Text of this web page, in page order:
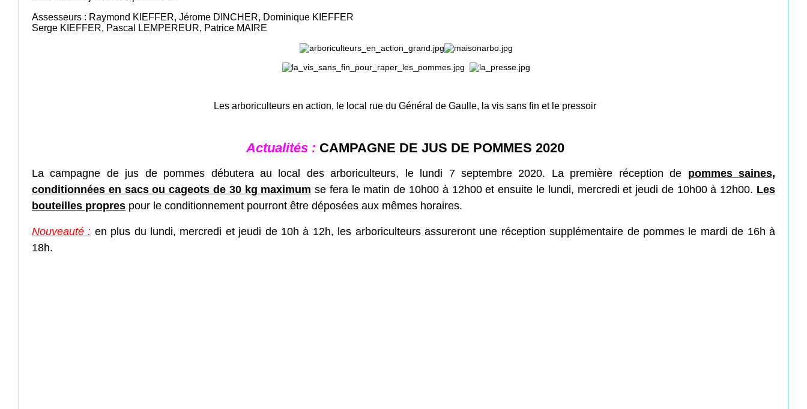
Assesseurs : Raymond KIEFFER, Jérome DINCHER, Dominique KIEFFER
Serge KIEFFER, Pascal LEMPEREUR, Patrice MAIRE
Les arboriculteurs en action, le local rue du Général de Gaulle, la vis sans fin et le pressoir
Actualités : CAMPAGNE DE JUS DE POMMES 2020
La campagne de jus de pommes débutera au local des arboriculteurs, le lundi 7 septembre 2020. La première réception de pommes saines,
conditionnées en sacs ou cageots de 30 kg maximum se fera le matin de 10h00 à 12h00 et ensuite le lundi, mercredi et jeudi de 10h00 à 12h00. Les
bouteilles propres pour le conditionnement pourront être déposées aux mêmes horaires.
Nouveauté : en plus du lundi, mercredi et jeudi de 10h à 12h, les arboriculteurs assureront une réception supplémentaire de pommes le mardi de 16h à
18h.